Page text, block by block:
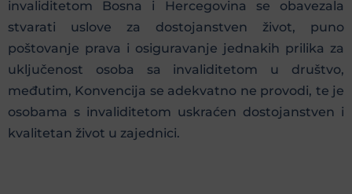
invaliditetom Bosna i Hercegovina se obavezala
stvarati uslove za dostojanstven život, puno
poštovanje prava i osiguravanje jednakih prilika za
uključenost osoba sa invaliditetom u društvo,
međutim, Konvencija se adekvatno ne provodi, te je
osobama s invaliditetom uskraćen dostojanstven i
kvalitetan život u zajednici.